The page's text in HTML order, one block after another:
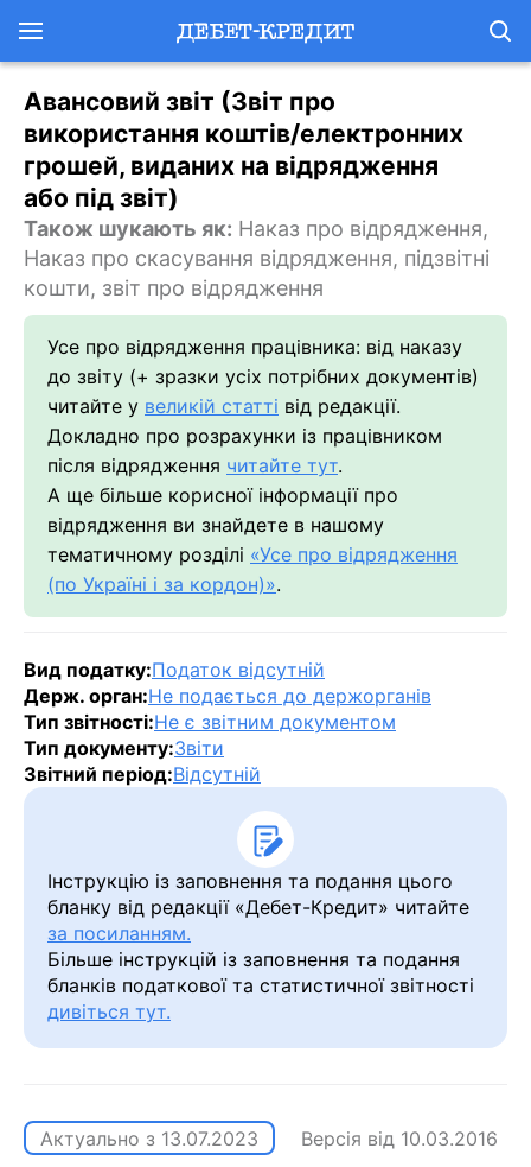
Авансовий звіт (Звіт про
використання коштів/електронних
грошей, виданих на відрядження
або під звіт)
Також шукають як: Наказ про відрядження,
Наказ про скасування відрядження, підзвітні
кошти, звіт про відрядження
Усе про відрядження працівника: від наказу
до звіту (+ зразки усіх потрібних документів)
читайте у великій статті від редакції.
Докладно про розрахунки із працівником
після відрядження читайте тут.
А ще більше корисної інформації про
відрядження ви знайдете в нашому
тематичному розділі «Усе про відрядження
(по Україні і за кордон)».
Вид податку:Податок відсутній
Держ. орган:Не подається до держорганів
Тип звітності:Не є звітним документом
Тип документу:Звіти
Звітний період:Відсутній
Інструкцію із заповнення та подання цього
бланку від редакції «Дебет-Кредит» читайте
за посиланням.
Більше інструкцій із заповнення та подання
бланків податкової та статистичної звітності
дивіться тут.
Актуально з 13.07.2023 Версія від 10.03.2016